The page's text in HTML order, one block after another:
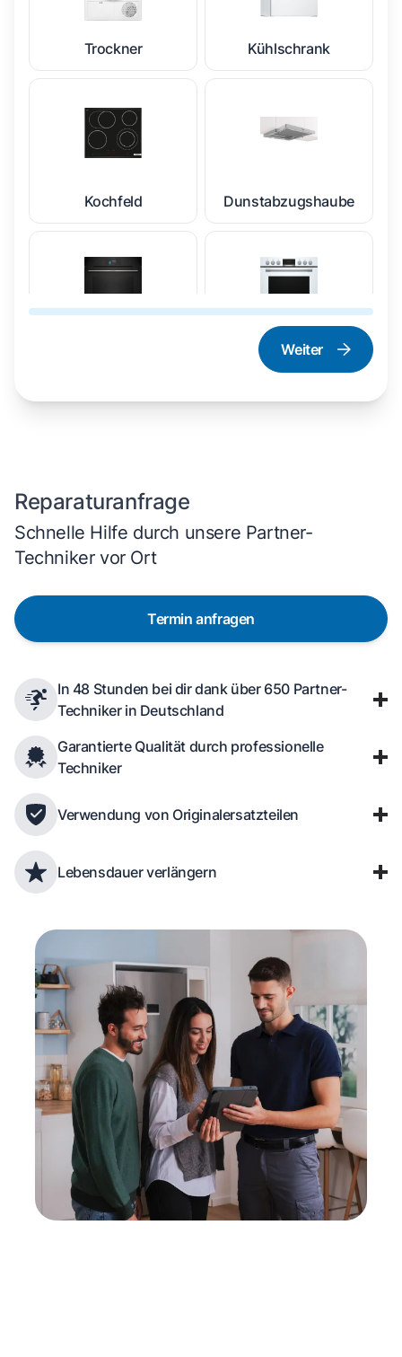
Trockner Kühlschrank
Kochfeld Dunstabzugshaube
Herd und Backofen
Weiter
Reparaturanfrage
Schnelle Hilfe durch unsere Partner-
Techniker vor Ort
Termin anfragen
In 48 Stunden bei dir dank über 650 Partner-
Techniker in Deutschland
Garantierte Qualität durch professionelle
Techniker
Verwendung von Originalersatzteilen
Lebensdauer verlängern